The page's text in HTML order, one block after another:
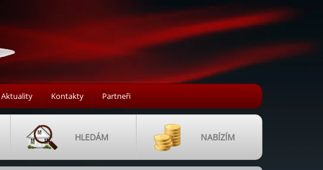
Aktuality Kontakty Partneři
HLEDÁM NABÍZÍM